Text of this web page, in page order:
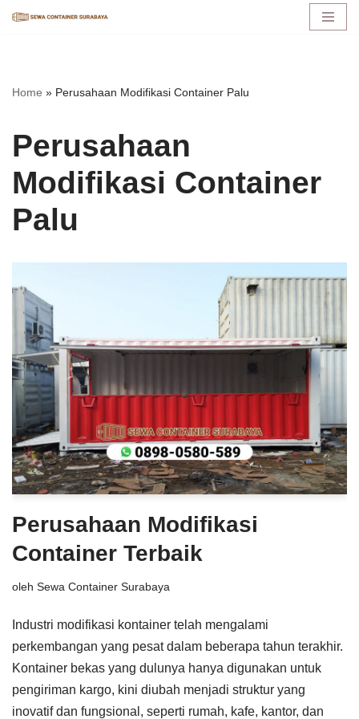
konten
Home » Perusahaan Modifikasi Container Palu
Perusahaan
Modifikasi Container
Palu
Perusahaan Modifikasi
Container Terbaik
oleh Sewa Container Surabaya
Industri modifikasi kontainer telah mengalami
perkembangan yang pesat dalam beberapa tahun terakhir.
Kontainer bekas yang dulunya hanya digunakan untuk
pengiriman kargo, kini diubah menjadi struktur yang
inovatif dan fungsional, seperti rumah, kafe, kantor, dan